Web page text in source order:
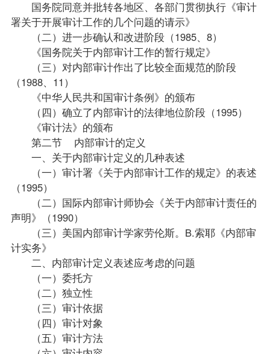
国务院同意并批转各地区、各部门贯彻执行《审计
署关于开展审计工作的几个问题的请示》
（二）进一步确认和改进阶段（1985、8）
《国务院关于内部审计工作的暂行规定》
（三）对内部审计作出了比较全面规范的阶段
（1988、11）
《中华人民共和国审计条例》的颁布
（四）确立了内部审计的法律地位阶段（1995）
《审计法》的颁布
第二节 内部审计的定义
一、关于内部审计定义的几种表述
（一）审计署《关于内部审计工作的规定》的表述
（1995）
（二）国际内部审计师协会《关于内部审计责任的
声明》（1990）
（三）美国内部审计学家劳伦斯。B.索耶《内部审
计实务》
二、内部审计定义表述应考虑的问题
（一）委托方
（二）独立性
（三）审计依据
（四）审计对象
（五）审计方法